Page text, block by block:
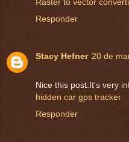
Responder
Stacy Hefner 20 de
Nice this post.It's very
hidden car gps tracker
Responder